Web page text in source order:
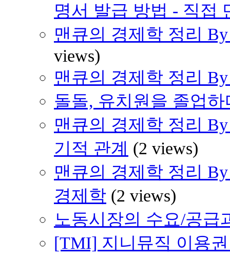
명서 발급 방법 - 직접
맨큐의 경제학 정리
views)
맨큐의 경제학 정리
돌돌, 유치원을 졸업하
맨큐의 경제학 정리
기적 관계 (2 views)
맨큐의 경제학 정리
경제학 (2 views)
노동시장의 수요/공급
[TMI] 지니뮤직 이용